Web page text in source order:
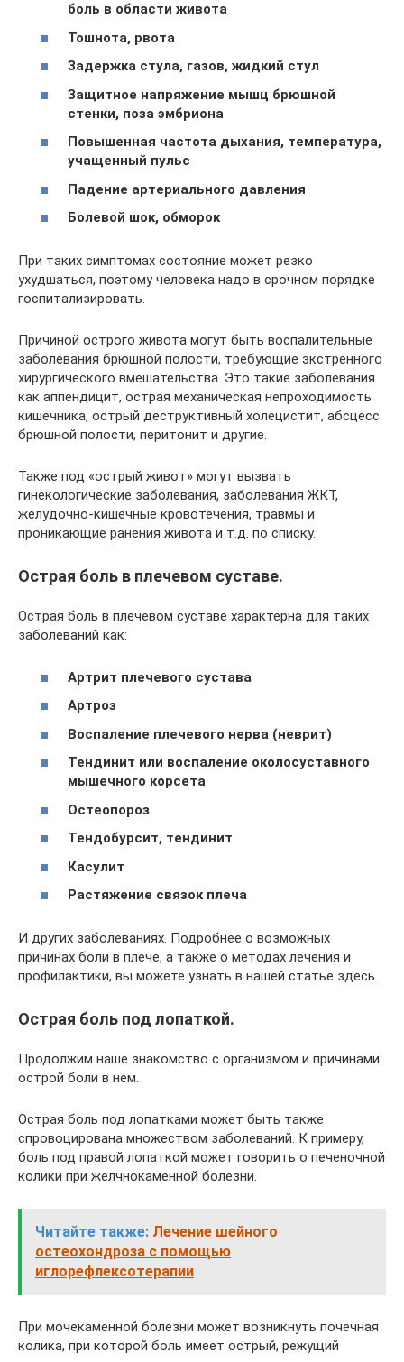
боль в области живота
Тошнота, рвота
Задержка стула, газов, жидкий стул
Защитное напряжение мышц брюшной
стенки, поза эмбриона
Повышенная частота дыхания, температура,
учащенный пульс
Падение артериального давления
Болевой шок, обморок
При таких симптомах состояние может резко
ухудшаться, поэтому человека надо в срочном порядке
госпитализировать.
Причиной острого живота могут быть воспалительные
заболевания брюшной полости, требующие экстренного
хирургического вмешательства. Это такие заболевания
как аппендицит, острая механическая непроходимость
кишечника, острый деструктивный холецистит, абсцесс
брюшной полости, перитонит и другие.
Также под «острый живот» могут вызвать
гинекологические заболевания, заболевания ЖКТ,
желудочно-кишечные кровотечения, травмы и
проникающие ранения живота и т.д. по списку.
Острая боль в плечевом суставе.
Острая боль в плечевом суставе характерна для таких
заболеваний как:
Артрит плечевого сустава
Артроз
Воспаление плечевого нерва (неврит)
Тендинит или воспаление околосуставного
мышечного корсета
Остеопороз
Тендобурсит, тендинит
Касулит
Растяжение связок плеча
И других заболеваниях. Подробнее о возможных
причинах боли в плече, а также о методах лечения и
профилактики, вы можете узнать в нашей статье здесь.
Острая боль под лопаткой.
Продолжим наше знакомство с организмом и причинами
острой боли в нем.
Острая боль под лопатками может быть также
спровоцирована множеством заболеваний. К примеру,
боль под правой лопаткой может говорить о печеночной
колики при желчнокаменной болезни.
Читайте также: Лечение шейного
остеохондроза с помощью
иглорефлексотерапии
При мочекаменной болезни может возникнуть почечная
колика, при которой боль имеет острый, режущий